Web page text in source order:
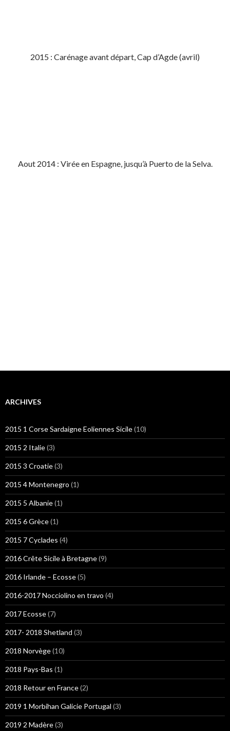
2015 : Carénage avant départ, Cap d’Agde (avril)
Aout 2014 : Virée en Espagne, jusqu’à Puerto de la Selva.
ARCHIVES
2015 1 Corse Sardaigne Eoliennes Sicile(10)
2015 2 Italie(3)
2015 3 Croatie(3)
2015 4 Montenegro (1)
2015 5 Albanie(1)
2015 6 Grèce(1)
2015 7 Cyclades (4)
2016 Crête Sicile à Bretagne(9)
2016 Irlande – Ecosse(5)
2016-2017 Nocciolino en travo (4)
2017 Ecosse(7)
2017- 2018 Shetland (3)
2018 Norvège(10)
2018 Pays-Bas (1)
2018 Retour en France(2)
2019 1 Morbihan Galicie Portugal (3)
2019 2 Madère(3)